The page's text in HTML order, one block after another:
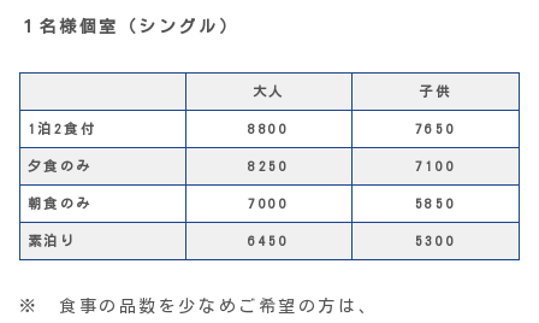
１名様個室（シングル）
大人 子供
1泊2食付 8800 7650
夕食のみ 8250 7100
朝食のみ 7000 5850
素泊り 6450 5300
※ 食事の品数を少なめご希望の方は、